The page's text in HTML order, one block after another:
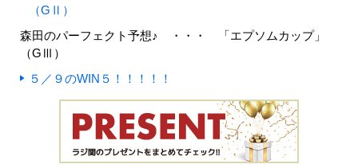
（GⅡ）
森田のパーフェクト予想♪ ・・・ 「エプソムカップ」
（GⅢ）
５／９のWIN５！！！！！